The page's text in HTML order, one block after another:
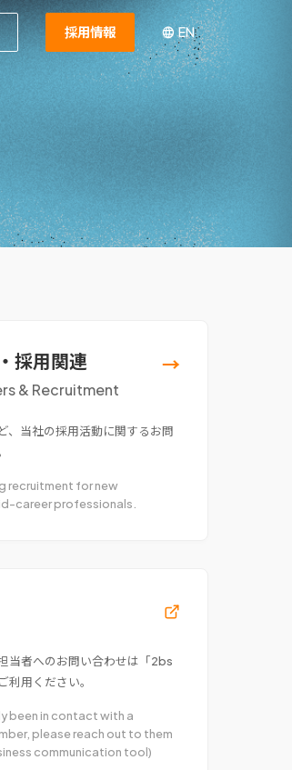
採用情報 EN
採用関連
& Recruitment
→
、当社の採用活動に関するお問
recruitment for new
career professionals.
当者へのお問い合わせは「2bs
利用ください。
been in contact with a
please reach out to them
communication tool)